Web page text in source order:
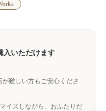
入いただけます
難しい方もご安心くださ
イズしながら、おふたりだ